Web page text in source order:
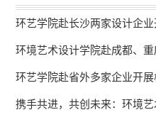
环艺学院赴长沙两家设计企
环境艺术设计学院赴成都、
环艺学院赴省外多家企业开